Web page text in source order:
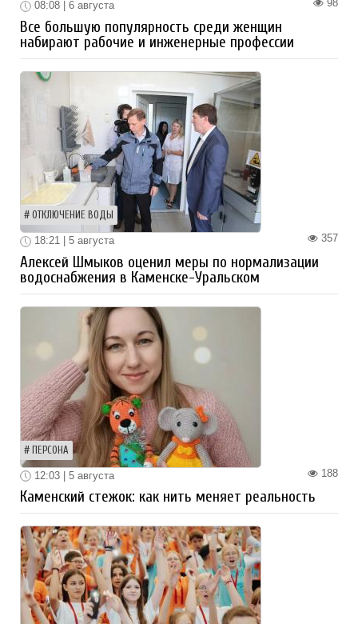
98
08:08 | 6 августа
Все большую популярность среди женщин
набирают рабочие и инженерные профессии
ОТКЛЮЧЕНИЕ ВОДЫ
357
18:21 | 5 августа
Алексей Шмыков оценил меры по нормализации
водоснабжения в Каменске-Уральском
ПЕРСОНА
188
12:03 | 5 августа
Каменский стежок: как нить меняет реальность